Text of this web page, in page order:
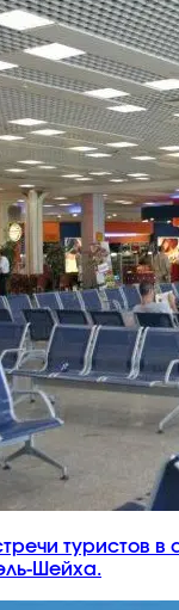
туристов в
Шейха.